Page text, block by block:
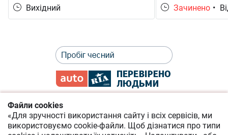
Вихідний Зачинено •
Політика приватності
Файли cookies
«Для зручності використання сайту і всіх сервісів, ми
використовуємо cookie-файли. Щоб дізнатися про типи